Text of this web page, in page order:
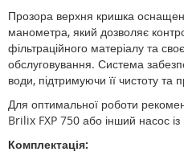
Прозора верхня кришка
манометра, який дозволяє
фільтраційного матеріалу та
обслуговування. Система
води, підтримуючи її чистоту та
Для оптимальної роботи
Brilix FXP 750 або інший насос
Комплектація: